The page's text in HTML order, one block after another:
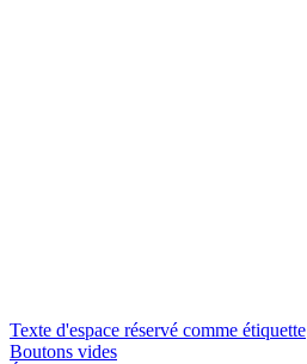
Texte d'espace réservé comme étiquette
Boutons vides